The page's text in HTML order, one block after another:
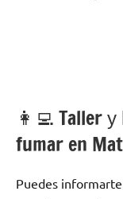
👩‍💻 Taller
fumar en
Puedes